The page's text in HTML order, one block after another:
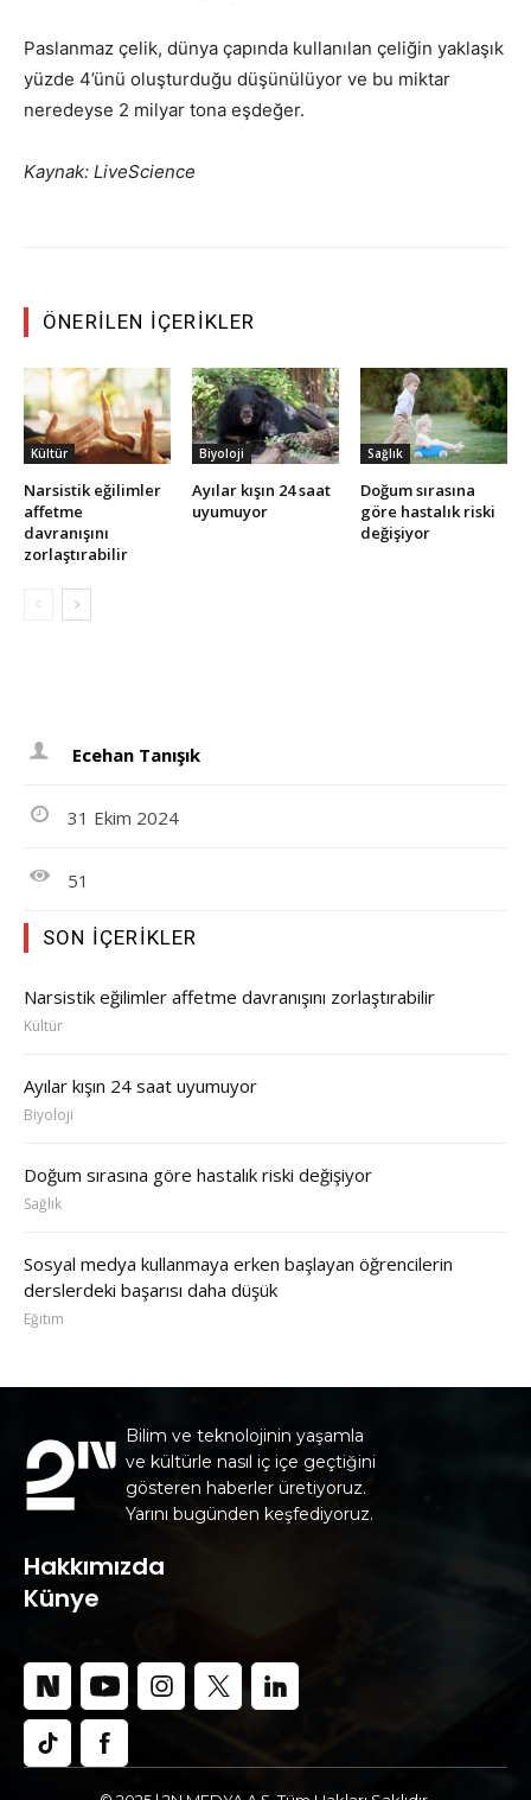
Paslanmaz çelik, dünya çapında kullanılan çeliğin yaklaşık
yüzde 4’ünü oluşturduğu düşünülüyor ve bu miktar
neredeyse 2 milyar tona eşdeğer.
Kaynak: LiveScience
ÖNERILEN İÇERIKLER
Kültür
Narsistik eğilimler
affetme
davranışını
zorlaştırabilir
Biyoloji
Ayılar kışın 24 saat
uyumuyor
Sağlık
Doğum sırasına
göre hastalık riski
değişiyor
Ecehan Tanışık
31 Ekim 2024
51
SON İÇERIKLER
Narsistik eğilimler affetme davranışını zorlaştırabilir
Kültür
Ayılar kışın 24 saat uyumuyor
Biyoloji
Doğum sırasına göre hastalık riski değişiyor
Sağlık
Sosyal medya kullanmaya erken başlayan öğrencilerin
derslerdeki başarısı daha düşük
Eğitim
Bilim ve teknolojinin yaşamla
ve kültürle nasıl iç içe geçtiğini
gösteren haberler üretiyoruz.
Yarını bugünden keşfediyoruz.
Hakkımızda
Künye